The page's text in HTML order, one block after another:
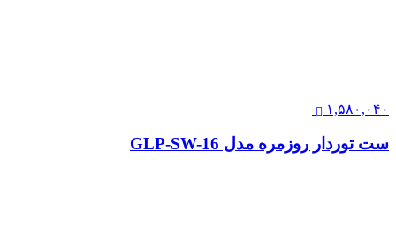
۱,۵۸۰,۰۴۰
ست توردار روزمره مدل GLP-SW-16